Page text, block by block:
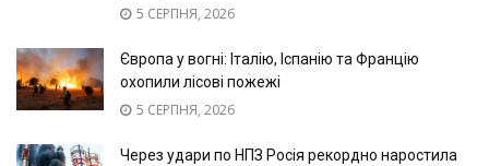
5 СЕРПНЯ, 2026
Європа у вогні: Італію, Іспанію та Францію
охопили лісові пожежі
5 СЕРПНЯ, 2026
Через удари по НПЗ Росія рекордно наростила